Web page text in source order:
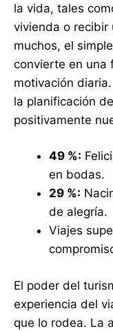
la vida, tales
vivienda o recibir
muchos, el
convierte en una
motivación
la planificación
positivamente
49 %:
en bodas.
29 %:
de alegría.
Viajes
El poder del
experiencia del
que lo rodea. La